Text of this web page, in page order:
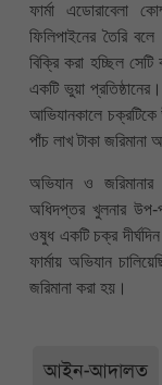
ফার্মা এডোরাবেলা
ফিলিপাইনের তৈরি
বিক্রি করা হচ্ছিল সেটি
একটি ভুয়া
আভিযানকালে চক্রটিকে
পাঁচ লাখ টাকা
অভিযান ও জরিমানার
অধিদপ্তর খুলনার
ওষুধ একটি চক্র
ফার্মায় অভিযান
জরিমানা করা হয়।
আইন-আদালত